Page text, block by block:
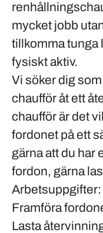
mycket jobb
tillkomma tunga
fysiskt aktiv.
Vi söker dig
chaufför åt ett
chaufför är det
fordonet på ett
gärna att du har
fordon, gärna
Arbetsuppgifter:
Framföra
Lasta